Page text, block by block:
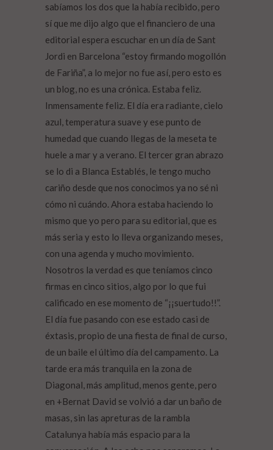
sabíamos los dos que la había recibido, pero
sí que me dijo algo que el financiero de una
editorial espera escuchar en un día de Sant
Jordi en Barcelona “estoy firmando mogollón
de Fariña”, a lo mejor no fue así, pero esto es
un blog, no es una crónica. Estaba feliz.
Inmensamente feliz. El día era radiante, cielo
azul, temperatura suave y ese punto de
humedad que cuando llegas de la meseta te
huele a mar y a verano. El tercer gran abrazo
se lo di a Blanca Establés, le tengo mucho
cariño desde que nos conocimos ya no sé ni
cómo ni cuándo. Ahora estaba haciendo lo
mismo que yo pero para su editorial, que es
más seria y esto lo lleva organizando meses,
con una agenda y mucho movimiento.
Nosotros la verdad es que teníamos cinco
firmas en cinco sitios, algo por lo que fui
calificado en ese momento de “¡¡suertudo!!”.
El día fue pasando con ese estado casi de
éxtasis, propio de una fiesta de final de curso,
de un baile el último día del campamento. La
tarde era más tranquila en la zona de
Diagonal, más amplitud, menos gente, pero
en +Bernat David se volvió a dar un baño de
masas, sin las apreturas de la rambla
Catalunya había más espacio para la